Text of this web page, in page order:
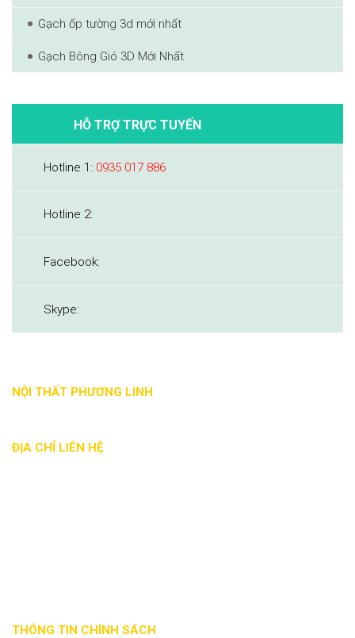
Gạch ốp tường 3d mới nhất
Gạch Bông Gió 3D Mới Nhất
HỖ TRỢ TRỰC TUYẾN
Hotline 1: 0935 017 886
Hotline 2:
Facebook:
Skype:
NỘI THẤT PHƯƠNG LINH
ĐỊA CHỈ LIÊN HỆ
THÔNG TIN CHÍNH SÁCH